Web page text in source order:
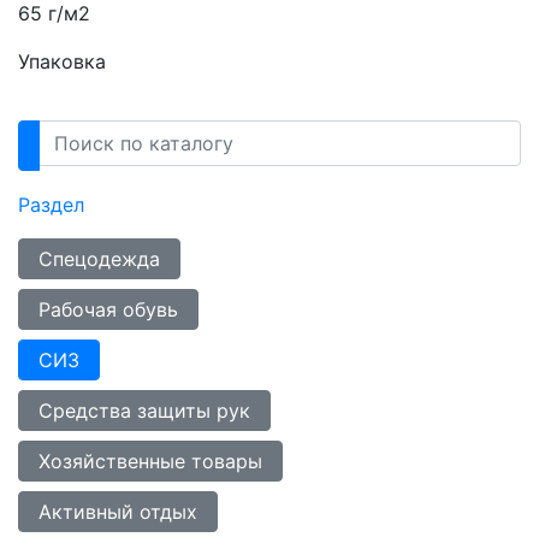
65 г/м2
Упаковка
Раздел
Спецодежда
Рабочая обувь
СИЗ
Средства защиты рук
Хозяйственные товары
Активный отдых